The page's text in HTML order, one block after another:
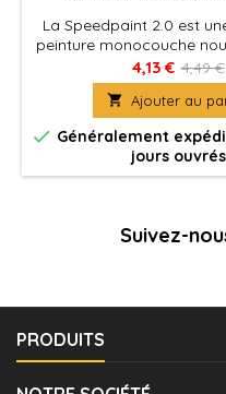
La Speedpaint 2.0 est
peinture monocouche
Appliquez simplement
Speedpaint
figurine et le tour est
Speedpaint produira à
ombrage, une couleur
effet d'éclaircissement
application.
4,13 € 4,49 €
 Ajouter au
 Généralement
jours ouvrés
Suivez-
PRODUITS